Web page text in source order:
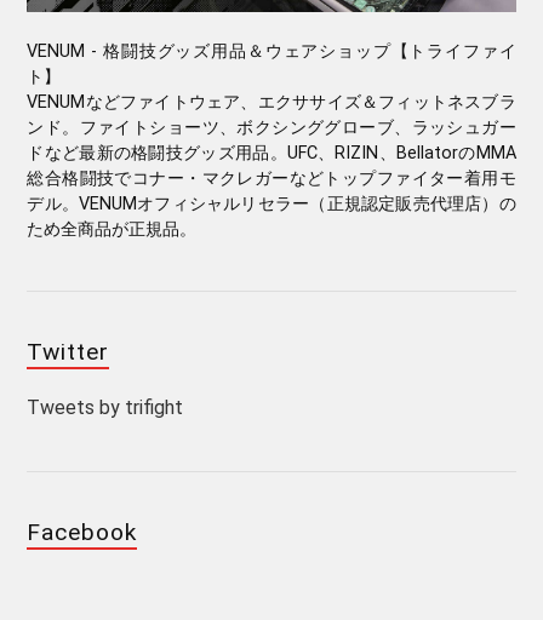
VENUM - 格闘技グッズ用品＆ウェアショップ【トライファイ
ト】
VENUMなどファイトウェア、エクササイズ＆フィットネスブラ
ンド。ファイトショーツ、ボクシンググローブ、ラッシュガー
ドなど最新の格闘技グッズ用品。UFC、RIZIN、BellatorのMMA
総合格闘技でコナー・マクレガーなどトップファイター着用モ
デル。VENUMオフィシャルリセラー（正規認定販売代理店）の
ため全商品が正規品。
Twitter
Tweets by trifight
Facebook